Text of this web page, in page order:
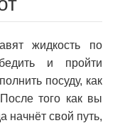
жидкость по
и пройти
посуду, как
того как вы
начнёт свой путь,